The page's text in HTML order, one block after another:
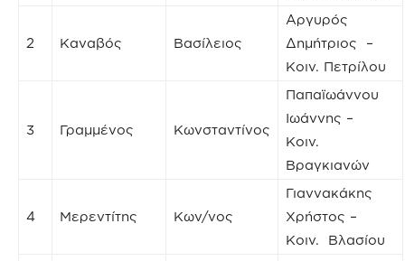
2 Καναβός Βασίλειος
Αργυρός
Δημήτριος –
Κοιν. Πετρίλου
3 Γραμμένος Κωνσταντίνος
Παπαϊωάννου
Ιωάννης –
Κοιν.
Βραγκιανών
4 Μερεντίτης Κων/νος
Γιαννακάκης
Χρήστος –
Κοιν. Βλασίου